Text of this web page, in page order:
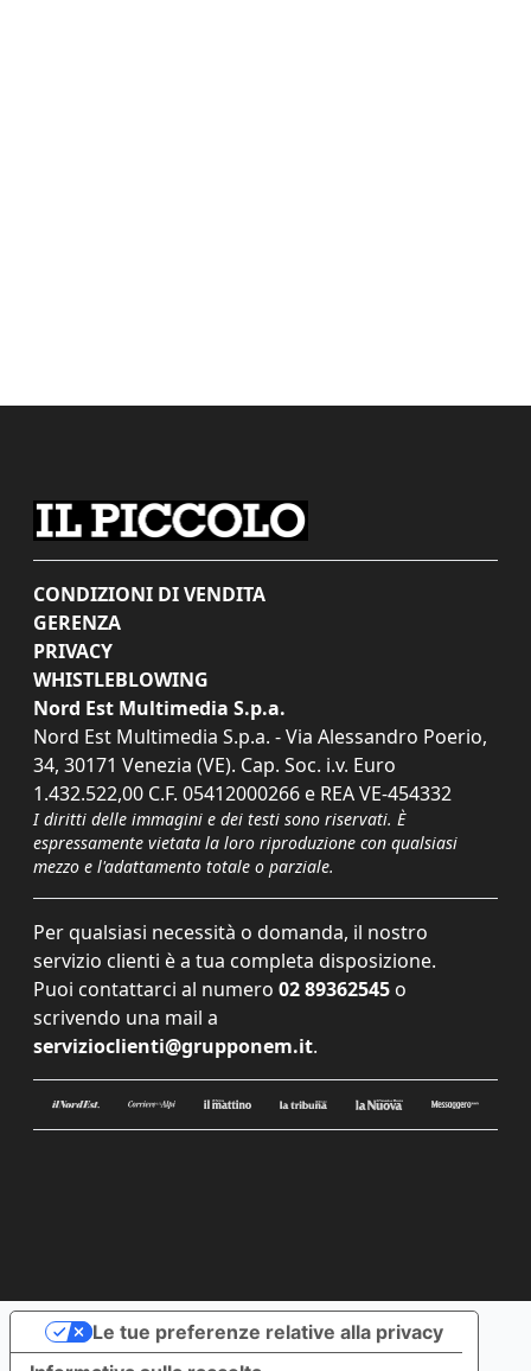
CONDIZIONI DI VENDITA
GERENZA
PRIVACY
WHISTLEBLOWING
Nord Est Multimedia S.p.a.
Nord Est Multimedia S.p.a. - Via Alessandro Poerio,
34, 30171 Venezia (VE). Cap. Soc. i.v. Euro
1.432.522,00 C.F. 05412000266 e REA VE-454332
I diritti delle immagini e dei testi sono riservati. È
espressamente vietata la loro riproduzione con qualsiasi
mezzo e l'adattamento totale o parziale.
Per qualsiasi necessità o domanda, il nostro
servizio clienti è a tua completa disposizione.
Puoi contattarci al numero 02 89362545 o
scrivendo una mail a
servizioclienti@grupponem.it.
Le tue preferenze relative alla privacy